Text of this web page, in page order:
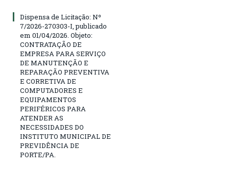
Dispensa de Licitação: Nº
7/2026-270303-I, publicado
em 01/04/2026. Objeto:
CONTRATAÇÃO DE
EMPRESA PARA SERVIÇO
DE MANUTENÇÃO E
REPARAÇÃO PREVENTIVA
E CORRETIVA DE
COMPUTADORES E
EQUIPAMENTOS
PERIFÉRICOS PARA
ATENDER AS
NECESSIDADES DO
INSTITUTO MUNICIPAL DE
PREVIDÊNCIA DE
PORTE/PA.